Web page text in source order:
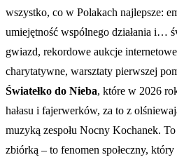
wszystko, co w Polakach najlepsze:
umiejętność wspólnego działania i…
gwiazd, rekordowe aukcje
charytatywne, warsztaty pierwszej
Światełko do Nieba, które w 2026
hałasu i fajerwerków, za to z
muzyką zespołu Nocny Kochanek.
zbiórką – to fenomen społeczny,